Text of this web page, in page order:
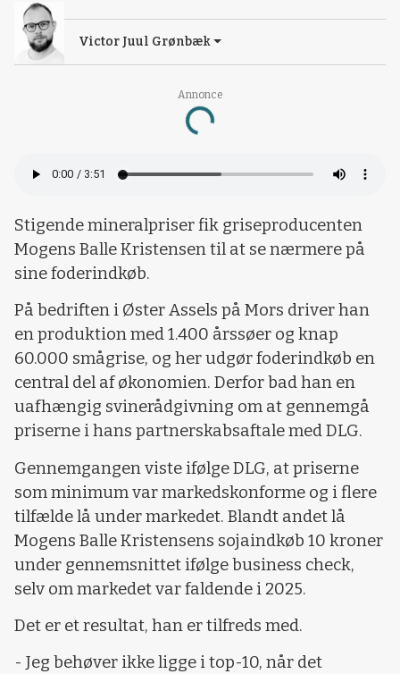
Annonce
Loading...
Victor Juul Grønbæk
Stigende mineralpriser fik griseproducenten
Mogens Balle Kristensen til at se nærmere på
sine foderindkøb.
På bedriften i Øster Assels på Mors driver han
en produktion med 1.400 årssøer og knap
60.000 smågrise, og her udgør foderindkøb en
central del af økonomien. Derfor bad han en
uafhængig svinerådgivning om at gennemgå
priserne i hans partnerskabsaftale med DLG.
Gennemgangen viste ifølge DLG, at priserne
som minimum var markedskonforme og i flere
tilfælde lå under markedet. Blandt andet lå
Mogens Balle Kristensens sojaindkøb 10 kroner
under gennemsnittet ifølge business check,
selv om markedet var faldende i 2025.
Det er et resultat, han er tilfreds med.
- Jeg behøver ikke ligge i top-10, når det